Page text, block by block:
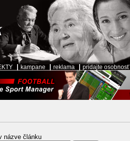
kampane reklama pridajte osobnosť
názve článku